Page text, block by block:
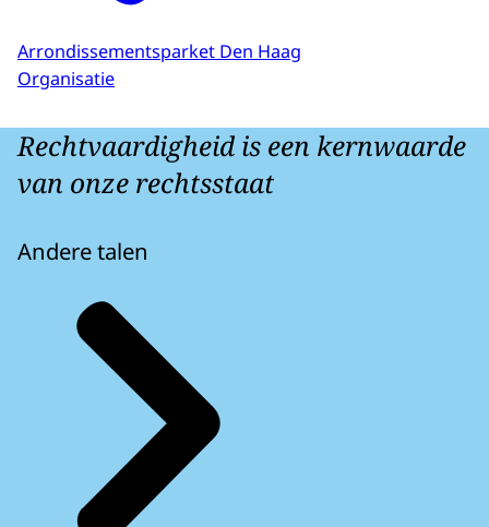
Arrondissementsparket Den Haag
Organisatie
Rechtvaardigheid is een kernwaarde
van onze rechtsstaat
Andere talen